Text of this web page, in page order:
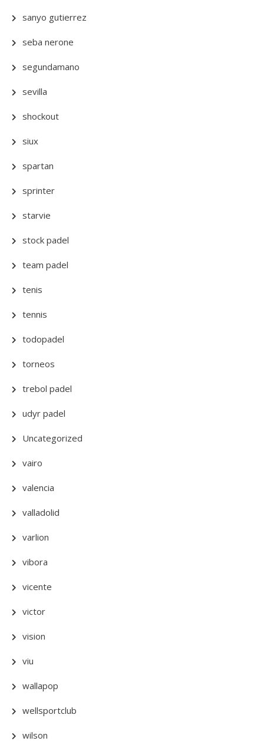
sanyo gutierrez
seba nerone
segundamano
sevilla
shockout
siux
spartan
sprinter
starvie
stock padel
team padel
tenis
tennis
todopadel
torneos
trebol padel
udyr padel
Uncategorized
vairo
valencia
valladolid
varlion
vibora
vicente
victor
vision
viu
wallapop
wellsportclub
wilson